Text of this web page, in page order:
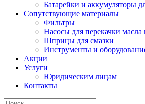
Батарейки и аккумуляторы
Сопутствующие материалы
Фильтры
Насосы для перекачки масла
Шприцы для смазки
Инструменты и
Акции
Услуги
Юридическим лицам
Контакты